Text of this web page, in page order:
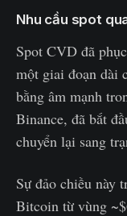
Nhu cầu spot
Spot CVD đã
một giai đoạn dài
bằng âm mạnh
Binance, đã bắt
chuyển lại sang
Sự đảo chiều này
Bitcoin từ vùng